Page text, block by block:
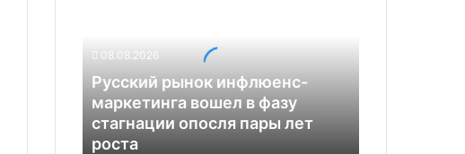
ы
08.08.2026
Русский рынок инфлюенс-
маркетинга вошел в фазу
стагнации опосля пары лет
роста